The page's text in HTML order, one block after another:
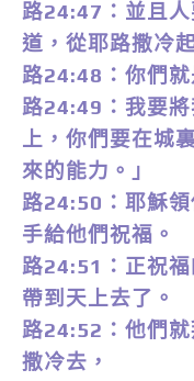
路24:47：並且
道，從耶路撒冷
路24:48：你們就
路24:49：我要
上，你們要在城
來的能力。」
路24:50：耶穌
手給他們祝福。
路24:51：正祝
帶到天上去了。
路24:52：他們
撒冷去，